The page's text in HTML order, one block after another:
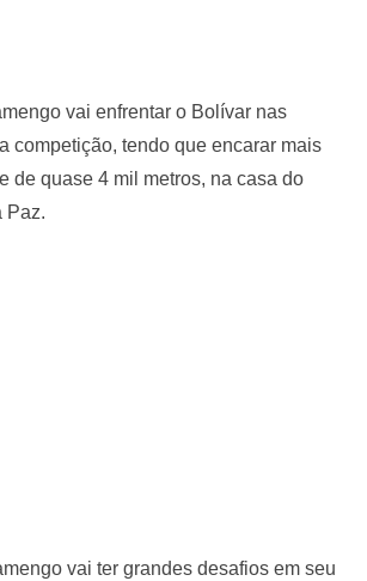
vai enfrentar o Bolívar nas
competição, tendo que encarar mais
de quase 4 mil metros, na casa do
Paz.
vai ter grandes desafios em seu